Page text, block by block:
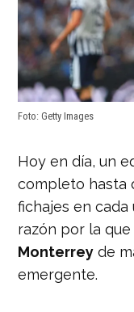
Foto: Getty Images
Hoy en día, un
completo hasta
fichajes en cada
razón por la que
Monterrey de
emergente.